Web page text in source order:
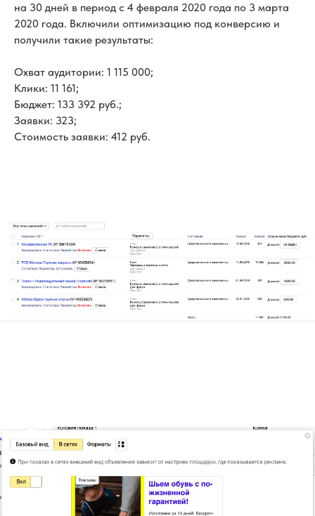
на 30 дней в период с 4 февраля 2020 года по 3 марта
2020 года. Включили оптимизацию под конверсию и
получили такие результаты:
Охват аудитории: 1 115 000;
Клики: 11 161;
Бюджет: 133 392 руб.;
Заявки: 323;
Стоимость заявки: 412 руб.